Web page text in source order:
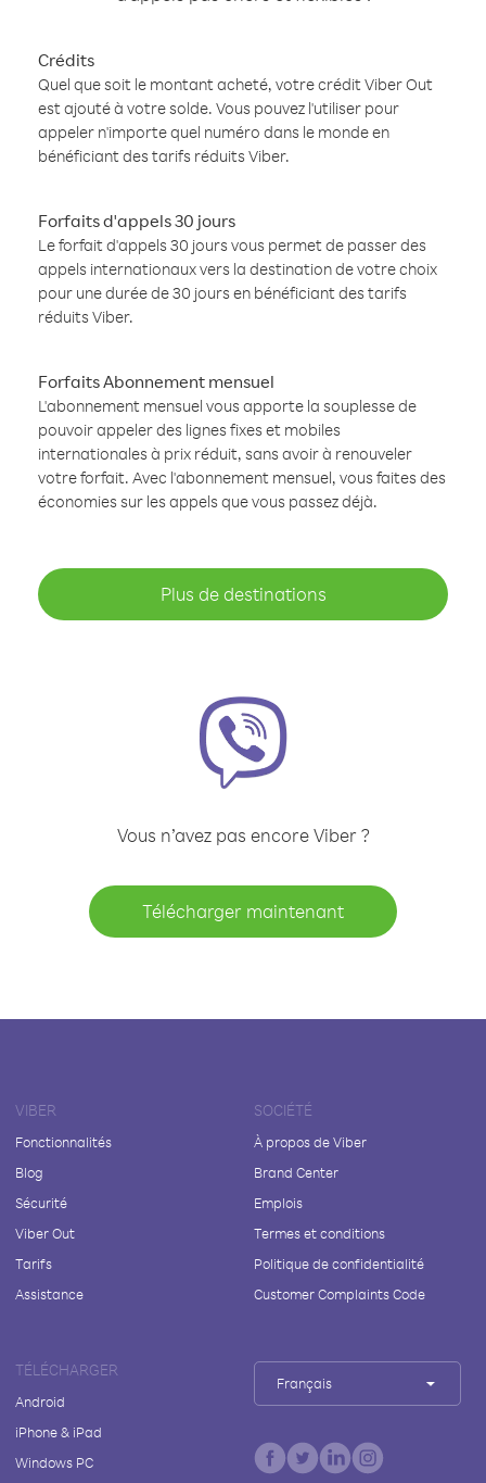
Crédits
Quel que soit le montant acheté, votre crédit Viber Out
est ajouté à votre solde. Vous pouvez l'utiliser pour
appeler n'importe quel numéro dans le monde en
bénéficiant des tarifs réduits Viber.
Forfaits d'appels 30 jours
Le forfait d'appels 30 jours vous permet de passer des
appels internationaux vers la destination de votre choix
pour une durée de 30 jours en bénéficiant des tarifs
réduits Viber.
Forfaits Abonnement mensuel
L'abonnement mensuel vous apporte la souplesse de
pouvoir appeler des lignes fixes et mobiles
internationales à prix réduit, sans avoir à renouveler
votre forfait. Avec l'abonnement mensuel, vous faites des
économies sur les appels que vous passez déjà.
Plus de destinations
Vous n’avez pas encore Viber ?
Télécharger maintenant
VIBER
Fonctionnalités
Blog
Sécurité
Viber Out
Tarifs
Assistance
SOCIÉTÉ
À propos de Viber
Brand Center
Emplois
Termes et conditions
Politique de confidentialité
Customer Complaints Code
TÉLÉCHARGER
Android
iPhone & iPad
Windows PC
Français